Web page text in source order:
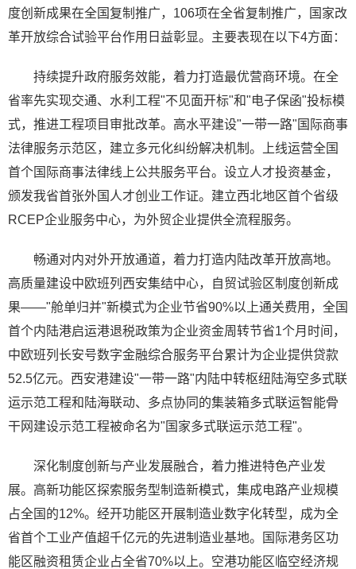
度创新成果在全国复制推广，106项在全省复制推广，国家改
革开放综合试验平台作用日益彰显。主要表现在以下4方面：
持续提升政府服务效能，着力打造最优营商环境。在全
省率先实现交通、水利工程"不见面开标"和"电子保函"投标模
式，推进工程项目审批改革。高水平建设"一带一路"国际商事
法律服务示范区，建立多元化纠纷解决机制。上线运营全国
首个国际商事法律线上公共服务平台。设立人才投资基金，
颁发我省首张外国人才创业工作证。建立西北地区首个省级
RCEP企业服务中心，为外贸企业提供全流程服务。
畅通对内对外开放通道，着力打造内陆改革开放高地。
高质量建设中欧班列西安集结中心，自贸试验区制度创新成
果——"舱单归并"新模式为企业节省90%以上通关费用，全国
首个内陆港启运港退税政策为企业资金周转节省1个月时间，
中欧班列长安号数字金融综合服务平台累计为企业提供贷款
52.5亿元。西安港建设"一带一路"内陆中转枢纽陆海空多式联
运示范工程和陆海联动、多点协同的集装箱多式联运智能骨
干网建设示范工程被命名为"国家多式联运示范工程"。
深化制度创新与产业发展融合，着力推进特色产业发
展。高新功能区探索服务型制造新模式，集成电路产业规模
占全国的12%。经开功能区开展制造业数字化转型，成为全
省首个工业产值超千亿元的先进制造业基地。国际港务区功
能区融资租赁企业占全省70%以上。空港功能区临空经济规